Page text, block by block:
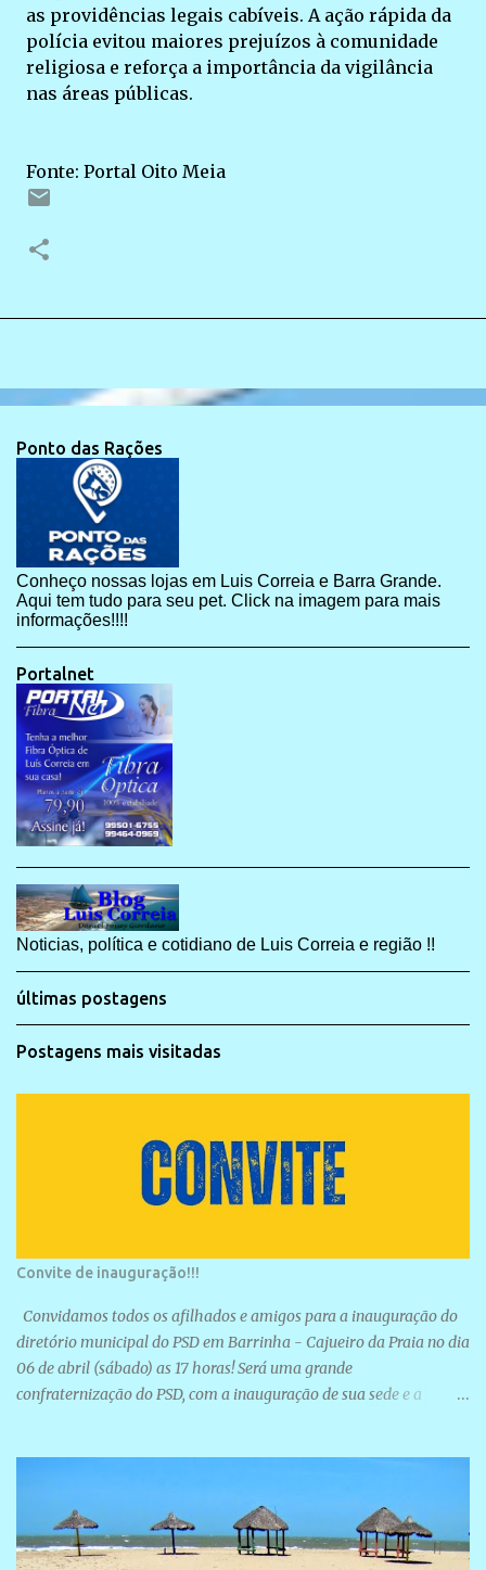
as providências legais cabíveis. A ação rápida da
polícia evitou maiores prejuízos à comunidade
religiosa e reforça a importância da vigilância
nas áreas públicas.
Fonte: Portal Oito Meia
Ponto das Rações
Conheço nossas lojas em Luis Correia e Barra Grande.
Aqui tem tudo para seu pet. Click na imagem para mais
informações!!!!
Portalnet
Noticias, política e cotidiano de Luis Correia e região !!
últimas postagens
Postagens mais visitadas
Convite de inauguração!!!
Convidamos todos os afilhados e amigos para a inauguração do
diretório municipal do PSD em Barrinha - Cajueiro da Praia no dia
06 de abril (sábado) as 17 horas! Será uma grande
confraternização do PSD, com a inauguração de sua sede e a